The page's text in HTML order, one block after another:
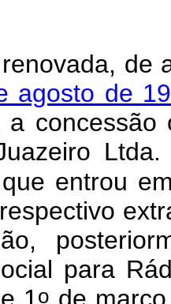
de
agosto de
concessão
entrou
para
o